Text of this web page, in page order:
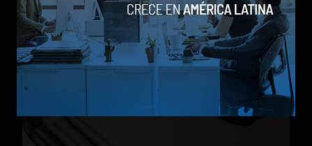
26 de septiembre de 2016